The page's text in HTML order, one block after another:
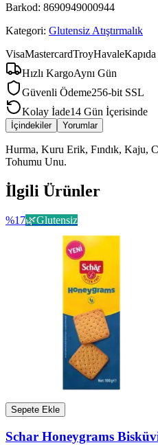
Barkod: 8690949000944
Kategori: Glutensiz Atıştırmalık
VisaMastercardTroyHavale
Hızlı KargoAynı Gün
Güvenli Ödeme256-bit SSL
Kolay İade14 Gün İçerisinde
İçindekiler Yorumlar
Hurma, Kuru Erik, Fındık, Kaju,
Tohumu Unu.
İlgili Ürünler
%17🌿Glutensiz
Sepete Ekle
Schar Honeygrams